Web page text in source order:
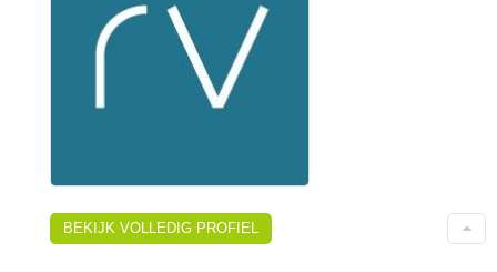
BEKIJK VOLLEDIG PROFIEL